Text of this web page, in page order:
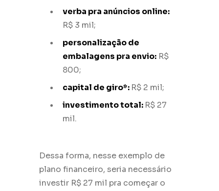
verba pra anúncios online:
R$ 3 mil;
personalização de
embalagens pra envio: R$
800;
capital de giro*: R$ 2 mil;
investimento total: R$ 27
mil.
Dessa forma, nesse exemplo de
plano financeiro, seria necessário
investir R$ 27 mil pra começar o